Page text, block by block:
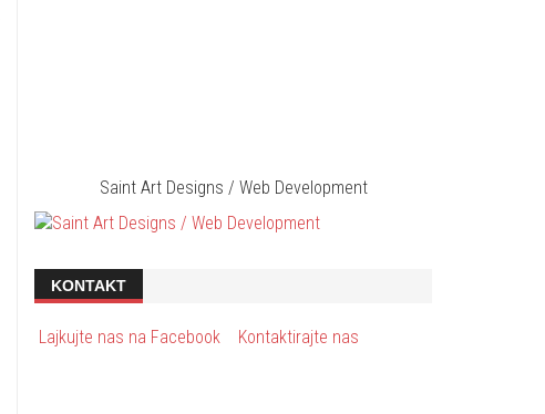
Saint Art Designs / Web Development
KONTAKT
Lajkujte nas na Facebook Kontaktirajte nas